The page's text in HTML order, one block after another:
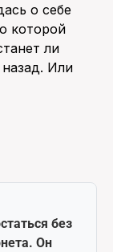
о себе
которой
ли
Или
без
Он